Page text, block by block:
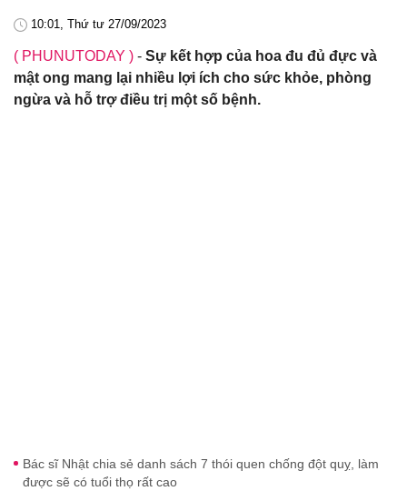
10:01, Thứ tư 27/09/2023
( PHUNUTODAY ) - Sự kết hợp của hoa đu đủ đực và
mật ong mang lại nhiều lợi ích cho sức khỏe, phòng
ngừa và hỗ trợ điều trị một số bệnh.
Bác sĩ Nhật chia sẻ danh sách 7 thói quen chống đột quỵ, làm
được sẽ có tuổi thọ rất cao